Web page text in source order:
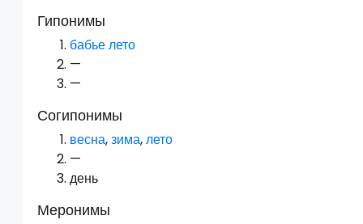
Гипонимы
бабье лето
—
—
Согипонимы
весна,зима,лето
—
день
Меронимы